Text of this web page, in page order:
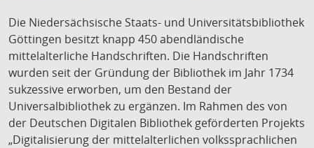
Die Niedersächsische Staats- und Universitätsbibliothek
Göttingen besitzt knapp 450 abendländische
mittelalterliche Handschriften. Die Handschriften
wurden seit der Gründung der Bibliothek im Jahr 1734
sukzessive erworben, um den Bestand der
Universalbibliothek zu ergänzen. Im Rahmen des von
der Deutschen Digitalen Bibliothek geförderten Projekts
„Digitalisierung der mittelalterlichen volkssprachlichen